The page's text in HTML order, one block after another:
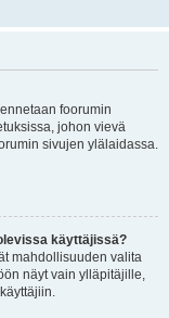
foorumin
johon vievä
sivujen ylälaidassa.
käyttäjissä?
mahdollisuuden valita
näyt vain ylläpitäjille,